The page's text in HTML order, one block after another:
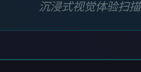
沉浸式视觉体验扫描